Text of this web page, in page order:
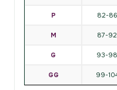
P 82-86
M 87-92
G 93-98
GG 99-